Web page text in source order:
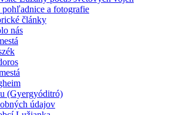
pohľadnice a fotografie
články
nás
(Gyergyóditró)
údajov